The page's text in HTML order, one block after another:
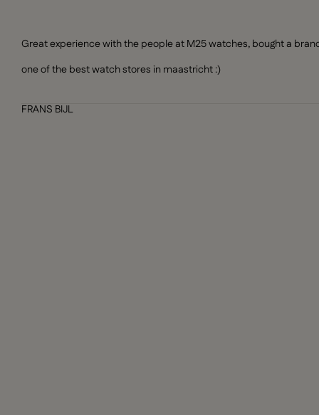
Great experience with the people at M25 watches, bought a
one of the best watch stores in maastricht :)
FRANS BIJL